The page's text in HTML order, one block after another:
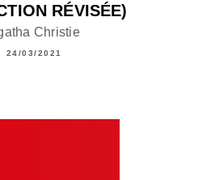
RÉVISÉE)
Christie
24/03/2021